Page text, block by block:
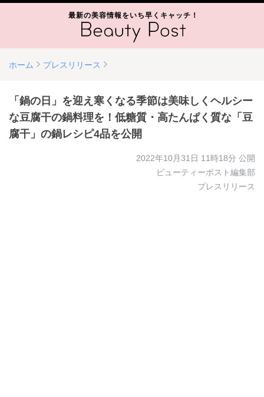
最新の美容情報をいち早くキャッチ！
ホーム プレスリリース
「鍋の日」を迎え寒くなる季節は美味しくヘルシー
な豆腐干の鍋料理を！低糖質・高たんぱく質な「豆
腐干」の鍋レシピ4品を公開
2022年10月31日 11時18分 公開
ビューティーポスト編集部
プレスリリース